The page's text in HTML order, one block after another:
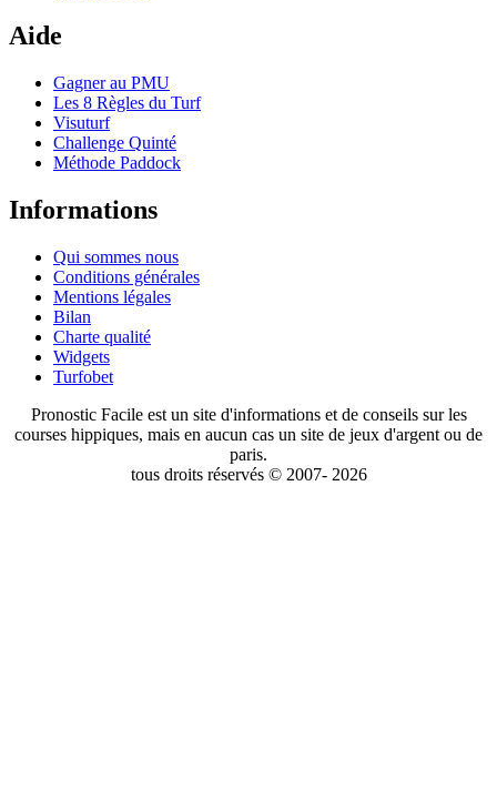
Aide
Gagner au PMU
Les 8 Règles du Turf
Visuturf
Challenge Quinté
Méthode Paddock
Informations
Qui sommes nous
Conditions générales
Mentions légales
Bilan
Charte qualité
Widgets
Turfobet
Pronostic Facile est un site d'informations et de conseils sur les
courses hippiques, mais en aucun cas un site de jeux d'argent ou de
paris.
tous droits réservés © 2007- 2026